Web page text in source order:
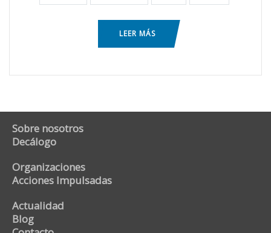
LEER MÁS
Sobre nosotros
Decálogo
Organizaciones
Acciones Impulsadas
Actualidad
Blog